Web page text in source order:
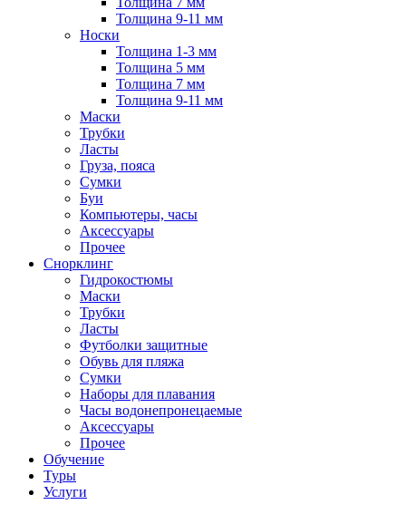
Толщина 9-11 мм
Носки
Толщина 1-3 мм
Толщина 5 мм
Толщина 7 мм
Толщина 9-11 мм
Маски
Трубки
Ласты
Груза, пояса
Сумки
Буи
Компьютеры, часы
Аксессуары
Прочее
Снорклинг
Гидрокостюмы
Маски
Трубки
Ласты
Футболки защитные
Обувь для пляжа
Сумки
Наборы для плавания
Часы водонепронецаемые
Аксессуары
Прочее
Обучение
Туры
Услуги